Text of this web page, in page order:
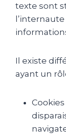
texte sont
Il existe
ayant un